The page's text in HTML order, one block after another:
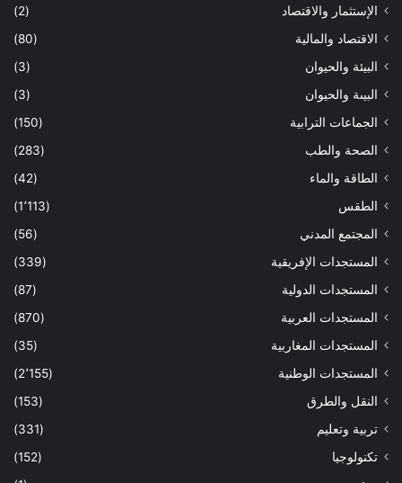
الإستثمار والاقتصاد
(2)
الاقتصاد والمالية
(80)
البيئة والحيوان
(3)
البيىة والحيوان
(3)
الجماعات الترابية
(150)
الصحة والطب
(283)
الطاقة والماء
(42)
الطقس
(1٬113)
المجتمع المدني
(56)
المستجدات الإفريقية
(339)
المستجدات الدولية
(87)
المستجدات العربية
(870)
المستجدات المغاربية
(35)
المستجدات الوطنية
(2٬155)
النقل والطرق
(153)
تربية وتعليم
(331)
تكنولوجيا
(152)